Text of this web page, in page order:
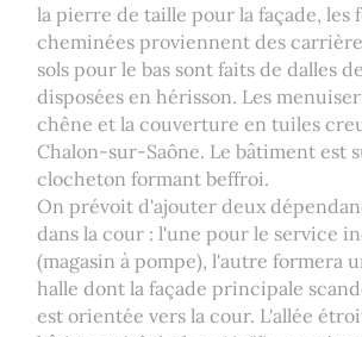
la pierre de taille pour la façade, les
cheminées proviennent des
sols pour le bas sont faits de dalles
disposées en hérisson. Les
chêne et la couverture en tuiles
Chalon-sur-Saône. Le bâtiment est
clocheton formant beffroi.
On prévoit d'ajouter deux
dans la cour : l'une pour le service
(magasin à pompe), l'autre formera
halle dont la façade principale
est orientée vers la cour. L'allée